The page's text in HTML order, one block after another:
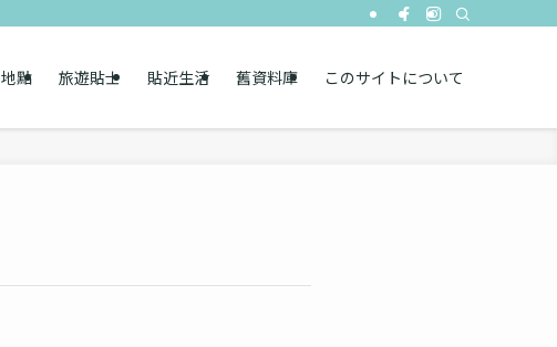
地點 旅遊貼士 貼近生活 舊資料庫 このサイトについて